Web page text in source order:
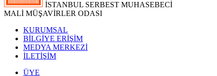
İSTANBUL SERBEST MUHASEBECİ
MALİ MÜŞAVİRLER ODASI
KURUMSAL
BİLGİYE ERİŞİM
MEDYA MERKEZİ
İLETİŞİM
ÜYE